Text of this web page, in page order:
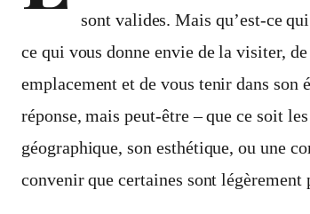
sont valides. Mais qu’est-ce
ce qui vous donne envie de la visiter,
emplacement et de vous tenir dans son
réponse, mais peut-être – que ce soit
géographique, son esthétique, ou une
convenir que certaines sont légèrement